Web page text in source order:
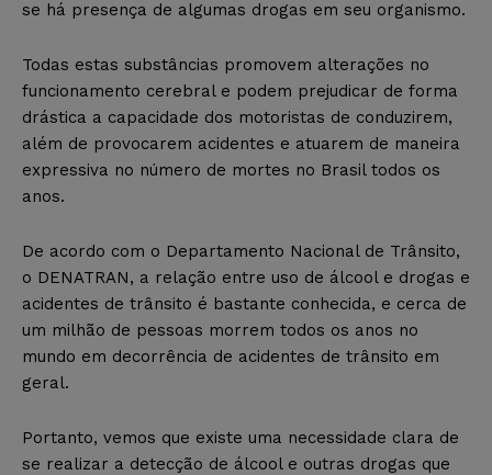
se há presença de algumas drogas em seu organismo.
Todas estas substâncias promovem alterações no
funcionamento cerebral e podem prejudicar de forma
drástica a capacidade dos motoristas de conduzirem,
além de provocarem acidentes e atuarem de maneira
expressiva no número de mortes no Brasil todos os
anos.
De acordo com o Departamento Nacional de Trânsito,
o DENATRAN, a relação entre uso de álcool e drogas e
acidentes de trânsito é bastante conhecida, e cerca de
um milhão de pessoas morrem todos os anos no
mundo em decorrência de acidentes de trânsito em
geral.
Portanto, vemos que existe uma necessidade clara de
se realizar a detecção de álcool e outras drogas que